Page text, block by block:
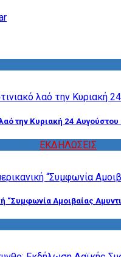
την Κυριακή 24
ΕΚΔΗΛΩΣΕΙΣ
“Συμφωνία Αμοιβαίας